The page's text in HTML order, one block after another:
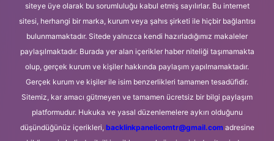
siteye üye olarak bu sorumluluğu kabul etmiş sayılırlar. Bu internet
sitesi, herhangi bir marka, kurum veya şahıs şirketi ile hiçbir bağlantısı
bulunmamaktadır. Sitede yalnızca kendi hazırladığımız makaleler
paylaşılmaktadır. Burada yer alan içerikler haber niteliği taşımamakta
olup, gerçek kurum ve kişiler hakkında paylaşım yapılmamaktadır.
Gerçek kurum ve kişiler ile isim benzerlikleri tamamen tesadüfidir.
Sitemiz, kar amacı gütmeyen ve tamamen ücretsiz bir bilgi paylaşım
platformudur. Hukuka ve yasal düzenlemelere aykırı olduğunu
düşündüğünüz içerikleri, backlinkpanelicomtr@gmail.comadresine